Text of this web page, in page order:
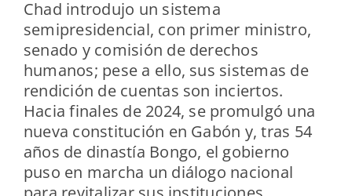
Chad introdujo un sistema
semipresidencial, con primer ministro,
senado y comisión de derechos
humanos; pese a ello, sus sistemas de
rendición de cuentas son inciertos.
Hacia finales de 2024, se promulgó una
nueva constitución en Gabón y, tras 54
años de dinastía Bongo, el gobierno
puso en marcha un diálogo nacional